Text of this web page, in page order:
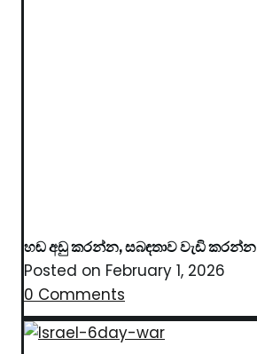
හඬ අඩු කරන්න, සබඳතාව වැඩි කරන්න
Posted on February 1, 2026
0 Comments